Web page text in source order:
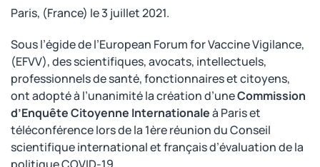
Paris, (France) le 3 juillet 2021.
Sous l’égide de l’European Forum for Vaccine Vigilance,
(EFVV), des scientifiques, avocats, intellectuels,
professionnels de santé, fonctionnaires et citoyens,
ont adopté à l’unanimité la création d’uneCommission
d’Enquête Citoyenne Internationaleà Paris et
téléconférence lors de la 1ère réunion du Conseil
scientifique international et français d’évaluation de la